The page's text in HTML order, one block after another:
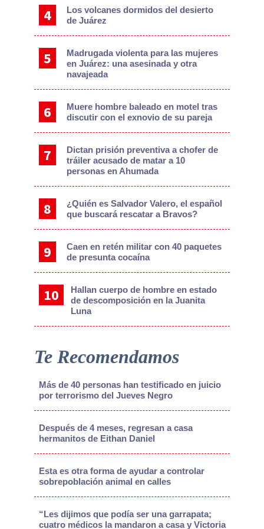
Los volcanes dormidos del desierto
de Juárez
Madrugada violenta para las mujeres
en Juárez: una asesinada y otra
navajeada
Muere hombre baleado en motel tras
discutir con el exnovio de su pareja
Dictan prisión preventiva a chofer de
tráiler acusado de matar a 10
personas en Ahumada
¿Quién es Salvador Valero, el español
que buscará rescatar a Bravos?
Caen en retén militar con 40 paquetes
de presunta cocaína
Hallan cuerpo de hombre en estado
de descomposición en la Juanita
Luna
Te Recomendamos
Más de 40 personas han testificado en juicio
por terrorismo del Jueves Negro
Después de 4 meses, regresan a casa
hermanitos de Eithan Daniel
Esta es otra forma de ayudar a controlar
sobrepoblación animal en calles
“Les dijimos que podía ser una garrapata;
cuatro médicos la mandaron a casa y Victoria